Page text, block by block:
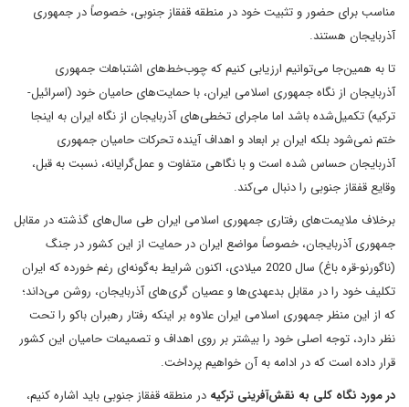
مناسب برای حضور و تثبیت خود در منطقه‌ قفقاز جنوبی، خصوصاً در جمهوری
آذربایجان هستند.
تا به همین‌جا می‌توانیم ارزیابی کنیم که چوب‌خط‌های اشتباهات جمهوری
آذربایجان از نگاه جمهوری اسلامی ایران، با حمایت‌های حامیان خود (اسرائیل-
ترکیه) تکمیل‌شده باشد اما ماجرای تخطی‌های آذربایجان از نگاه ایران به اینجا
ختم نمی‌شود بلکه ایران بر ابعاد و اهداف آینده‌ تحرکات حامیان جمهوری
آذربایجان حساس شده است و با نگاهی متفاوت و عمل‌گرایانه، نسبت به قبل،
وقایع قفقاز جنوبی را دنبال می‌کند.
برخلاف ملایمت‌های رفتاری جمهوری اسلامی ایران طی سال‌های گذشته در مقابل
جمهوری آذربایجان، خصوصاً مواضع ایران در حمایت از این کشور در جنگ
(ناگورنو-قره باغ) سال 2020 میلادی، اکنون شرایط به‌گونه‌ای رغم خورده که ایران
تکلیف خود را در مقابل بدعهدی‌ها و عصیان گری‌های آذربایجان، روشن می‌داند؛
که از این منظر جمهوری اسلامی ایران علاوه بر اینکه رفتار رهبران باکو را تحت
نظر دارد، توجه اصلی خود را بیشتر بر روی اهداف و تصمیمات حامیان این کشور
قرار داده است که در ادامه به آن خواهیم پرداخت.
در مورد نگاه کلی به نقش‌آفرینی ترکیه در منطقه قفقاز جنوبی باید اشاره کنیم،